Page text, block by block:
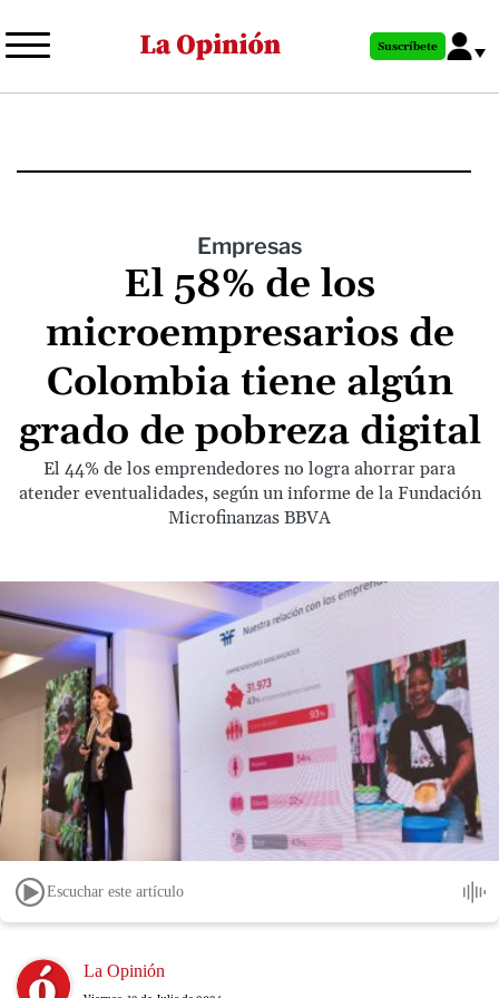
al
principal
Suscríbete
Empresas
El 58% de los
microempresarios de
Colombia tiene algún
grado de pobreza digital
El 44% de los emprendedores no logra ahorrar para
atender eventualidades, según un informe de la Fundación
Microfinanzas BBVA
Escuchar este artículo
Image La Opinión